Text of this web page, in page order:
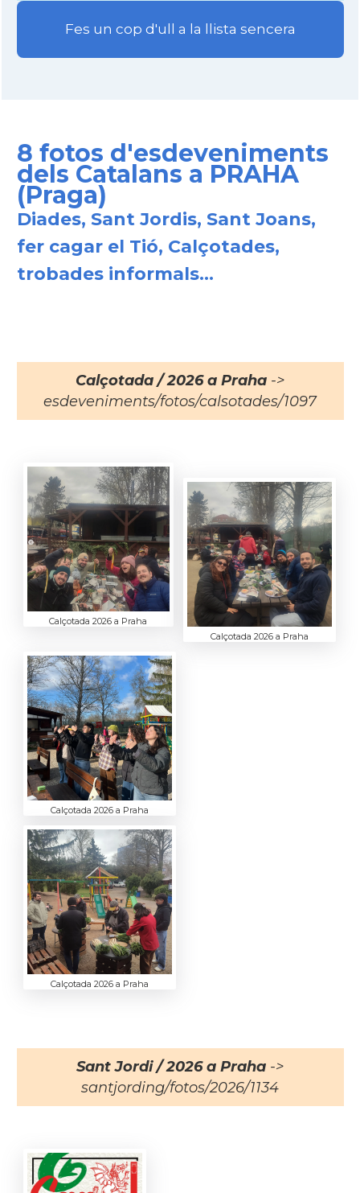
Fes un cop d'ull a la llista sencera
8 fotos d'esdeveniments
dels Catalans a PRAHA
(Praga)
Diades, Sant Jordis, Sant Joans,
fer cagar el Tió, Calçotades,
trobades informals...
Calçotada / 2026 a Praha ->
esdeveniments/fotos/calsotades/1097
Calçotada 2026 a Praha
Calçotada 2026 a Praha
Calçotada 2026 a Praha
Calçotada 2026 a Praha
Sant Jordi / 2026 a Praha ->
santjording/fotos/2026/1134